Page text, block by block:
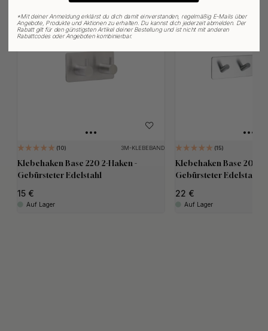
10 3M-KLEBEBAND
Klebehaken Base 220 2-Haken -
Gebürsteter Edelstahl
15
Auf Lager
15
Klebehaken Base 200
Gebürsteter Edelstahl
22
Auf Lager
*Mit deiner Anmeldung erklärst du dich damit einverstanden, regelmäßig E-Mails über
Angebote, Produkte und Aktionen zu erhalten. Du kannst dich jederzeit abmelden. Der
Rabatt gilt für den günstigsten Artikel deiner Bestellung und ist nicht mit anderen
Rabattcodes oder Angeboten kombinierbar.